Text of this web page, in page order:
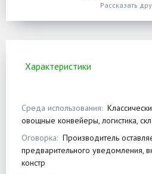
Рассказать
Характеристики
Среда использования:
овощные конвейеры, логистика,
Оговорка: Производитель
предварительного уведомления,
констр